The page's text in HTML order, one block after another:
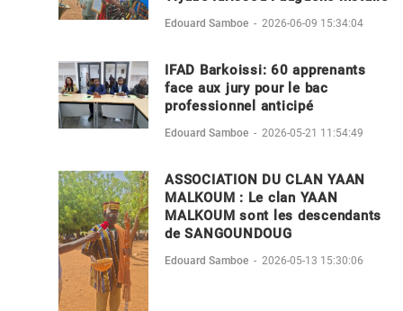
Edouard Samboe - 2026-06-09 15:34:04
IFAD Barkoissi: 60 apprenants
face aux jury pour le bac
professionnel anticipé
Edouard Samboe - 2026-05-21 11:54:49
ASSOCIATION DU CLAN YAAN
MALKOUM : Le clan YAAN
MALKOUM sont les descendants
de SANGOUNDOUG
Edouard Samboe - 2026-05-13 15:30:06